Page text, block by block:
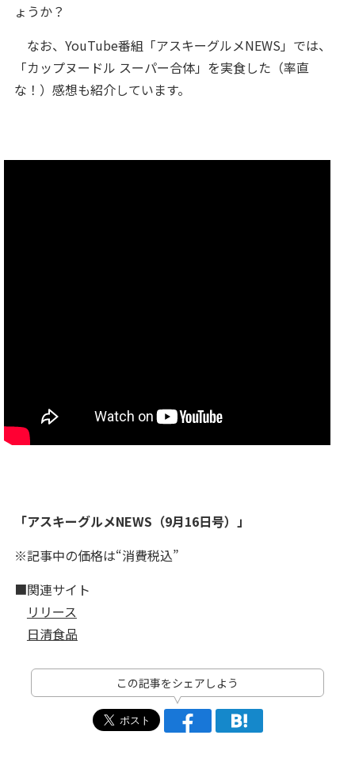
ょうか？
なお、YouTube番組「アスキーグルメNEWS」では、
「カップヌードル スーパー合体」を実食した（率直
な！）感想も紹介しています。
「アスキーグルメNEWS（9月16日号）」
※記事中の価格は“消費税込”
■関連サイト
リリース
日清食品
この記事をシェアしよう